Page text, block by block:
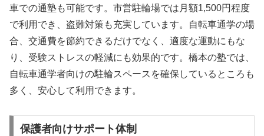
車での通塾も可能です。市営駐輪場では月額1,500円程度
で利用でき、盗難対策も充実しています。自転車通学の場
合、交通費を節約できるだけでなく、適度な運動にもな
り、受験ストレスの軽減にも効果的です。橋本の塾では、
自転車通学者向けの駐輪スペースを確保しているところも
多く、安心して利用できます。
保護者向けサポート体制